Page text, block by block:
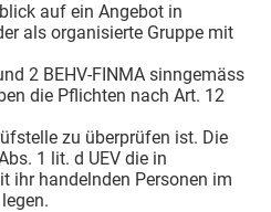
auf ein Angebot in
als organisierte Gruppe mit
2 BEHV-FINMA sinngemäss
die Pflichten nach Art. 12
zu überprüfen ist. Die
1 lit. d UEV die in
ihr handelnden Personen im